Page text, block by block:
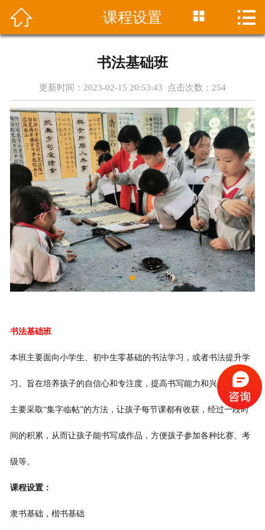
 首页
最新资讯
招生简章
师资团队
学员成绩
在线报名
联系方式
 课程设置  
书法基础班
更新时间：2023-02-15 20:53:43 点击次数： 254
书法基础班
本班主要面向小学生、初中生零基础的书法学习，或者书法提升学
习。旨在培养孩子的自信心和专注度，提高书写能力和兴趣。我们
主要采取“集字临帖”的方法，让孩子每节课都有收获，经过一段时
间的积累，从而让孩子能书写成作品，方便孩子参加各种比赛、考
级等。
课程设置：
隶书基础，楷书基础